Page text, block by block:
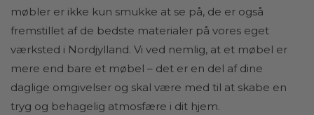
møbler er ikke kun smukke at se på, de er også
fremstillet af de bedste materialer på vores eget
værksted i Nordjylland. Vi ved nemlig, at et møbel er
mere end bare et møbel – det er en del af dine
daglige omgivelser og skal være med til at skabe en
tryg og behagelig atmosfære i dit hjem.